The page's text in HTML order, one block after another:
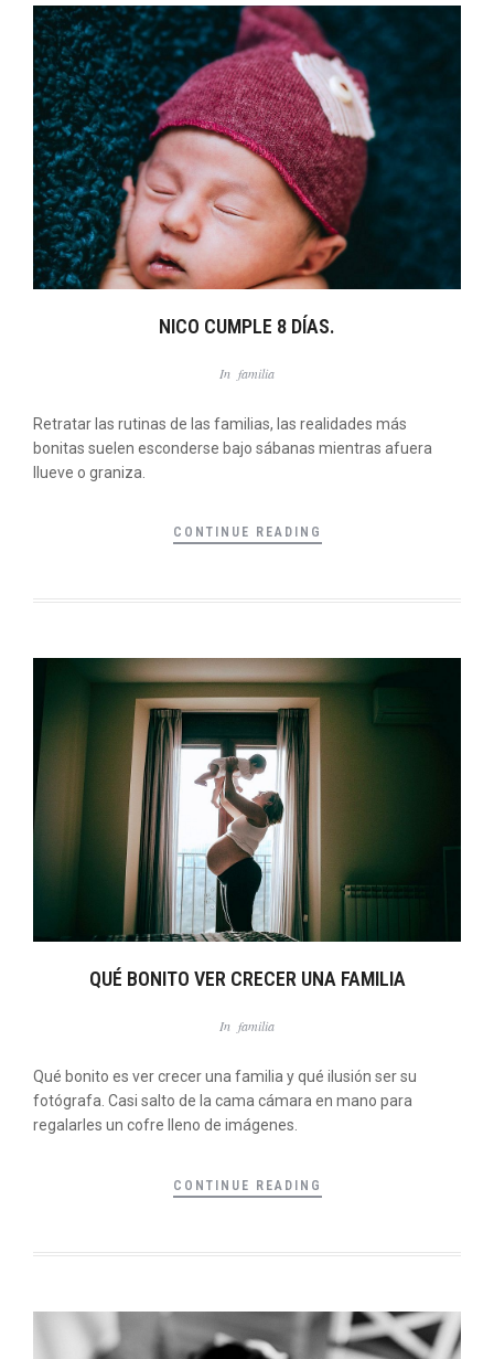
NICO CUMPLE 8 DÍAS.
In familia
Retratar las rutinas de las familias, las realidades más
bonitas suelen esconderse bajo sábanas mientras afuera
llueve o graniza.
CONTINUE READING
QUÉ BONITO VER CRECER UNA FAMILIA
In familia
Qué bonito es ver crecer una familia y qué ilusión ser su
fotógrafa. Casi salto de la cama cámara en mano para
regalarles un cofre lleno de imágenes.
CONTINUE READING